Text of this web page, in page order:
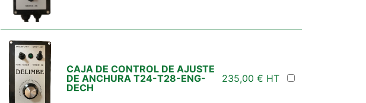
CAJA DE CONTROL DE AJUSTE
DE ANCHURA T24-T28-ENG-
DECH
235,00 € HT